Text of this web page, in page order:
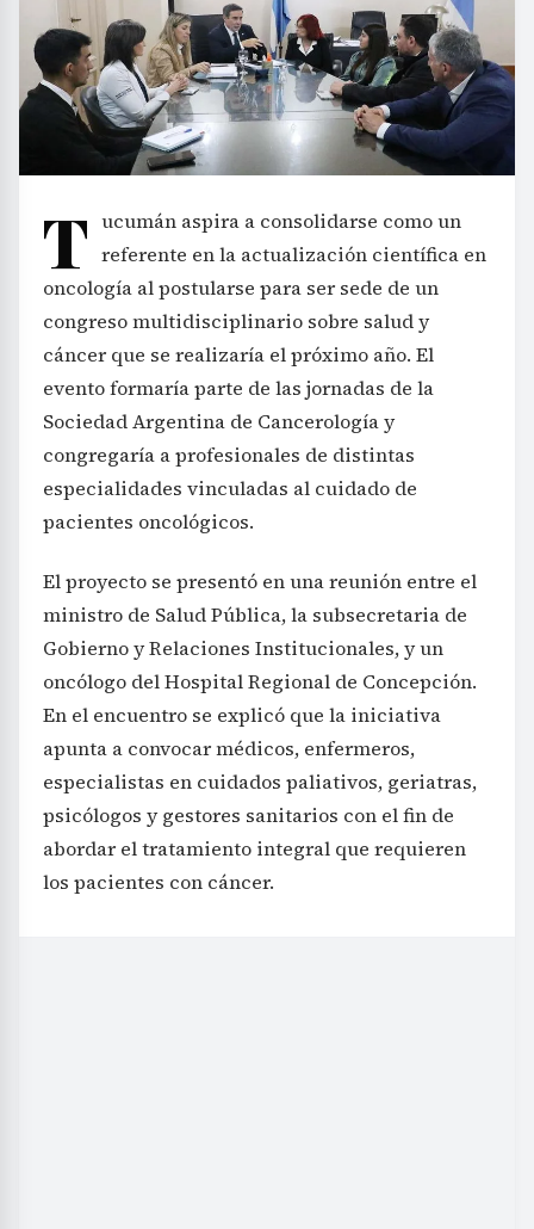
T ucumán aspira a consolidarse como un
referente en la actualización científica en
oncología al postularse para ser sede de un
congreso multidisciplinario sobre salud y
cáncer que se realizaría el próximo año. El
evento formaría parte de las jornadas de la
Sociedad Argentina de Cancerología y
congregaría a profesionales de distintas
especialidades vinculadas al cuidado de
pacientes oncológicos.
El proyecto se presentó en una reunión entre el
ministro de Salud Pública, la subsecretaria de
Gobierno y Relaciones Institucionales, y un
oncólogo del Hospital Regional de Concepción.
En el encuentro se explicó que la iniciativa
apunta a convocar médicos, enfermeros,
especialistas en cuidados paliativos, geriatras,
psicólogos y gestores sanitarios con el fin de
abordar el tratamiento integral que requieren
los pacientes con cáncer.